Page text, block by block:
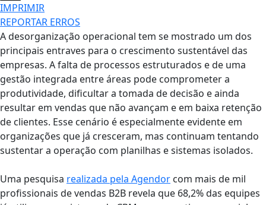
IMPRIMIR
REPORTAR ERROS
A desorganização operacional tem se mostrado um dos
principais entraves para o crescimento sustentável das
empresas. A falta de processos estruturados e de uma
gestão integrada entre áreas pode comprometer a
produtividade, dificultar a tomada de decisão e ainda
resultar em vendas que não avançam e em baixa retenção
de clientes. Esse cenário é especialmente evidente em
organizações que já cresceram, mas continuam tentando
sustentar a operação com planilhas e sistemas isolados.
Uma pesquisa realizada pela Agendor com mais de mil
profissionais de vendas B2B revela que 68,2% das equipes